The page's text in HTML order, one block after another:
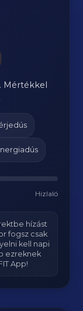
Mértékkel
Hizlaló
hízást
fogsz csak
kell napi
ezreknek
App!